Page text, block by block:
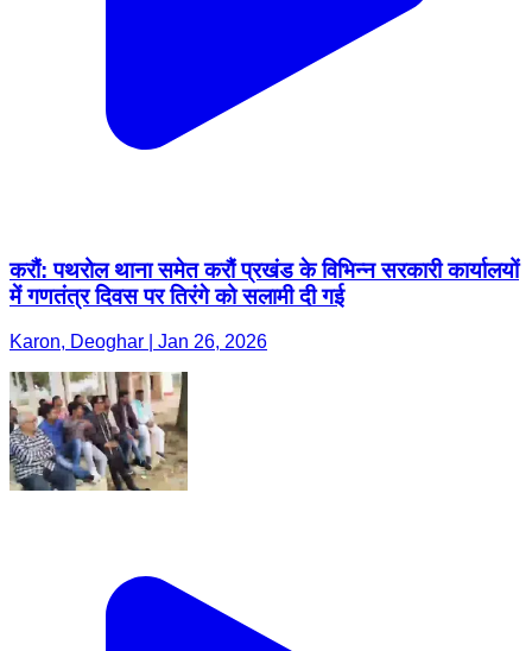
करौं: पथरोल थाना समेत करौं प्रखंड के विभिन्न सरकारी कार्यालयों
में गणतंत्र दिवस पर तिरंगे को सलामी दी गई
Karon, Deoghar | Jan 26, 2026